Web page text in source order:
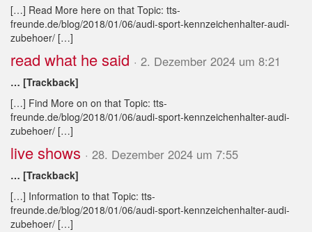
[…] Read More here on that Topic: tts-
freunde.de/blog/2018/01/06/audi-sport-kennzeichenhalter-audi-
zubehoer/ […]
read what he said · 2. Dezember 2024 um 8:21
… [Trackback]
[…] Find More on on that Topic: tts-
freunde.de/blog/2018/01/06/audi-sport-kennzeichenhalter-audi-
zubehoer/ […]
live shows · 28. Dezember 2024 um 7:55
… [Trackback]
[…] Information to that Topic: tts-
freunde.de/blog/2018/01/06/audi-sport-kennzeichenhalter-audi-
zubehoer/ […]